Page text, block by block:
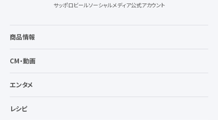
サッポロビールソーシャルメディア公式アカウント
商品情報
CM・動画
エンタメ
レシピ